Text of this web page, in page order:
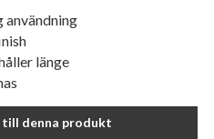
användning
länge
denna produkt